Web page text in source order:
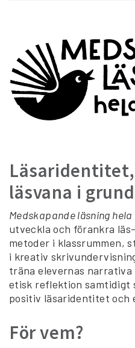
läsvana i
Medskapande läsning hela
utveckla och förankra
metoder i klassrummen,
i kreativ
träna elevernas
etisk reflektion samtidigt
positiv läsaridentitet
För vem?